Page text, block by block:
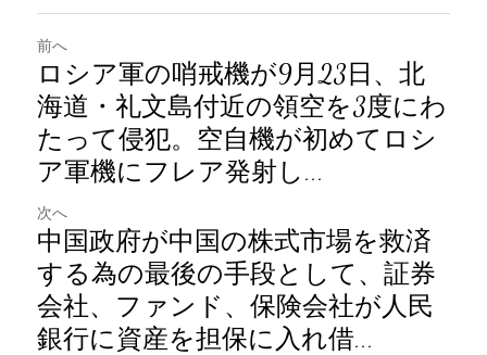
前へ
ロシア軍の哨戒機が9月23日、北
海道・礼文島付近の領空を3度にわ
たって侵犯。空自機が初めてロシ
ア軍機にフレア発射し...
次へ
中国政府が中国の株式市場を救済
する為の最後の手段として、証券
会社、ファンド、保険会社が人民
銀行に資産を担保に入れ借...